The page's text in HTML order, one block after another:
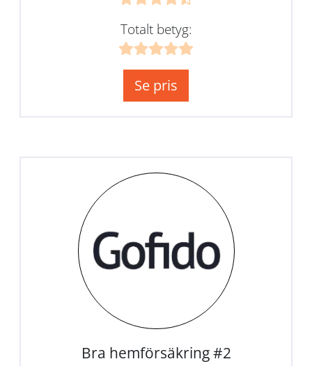
Totalt betyg:
Se pris
Bra hemförsäkring #2